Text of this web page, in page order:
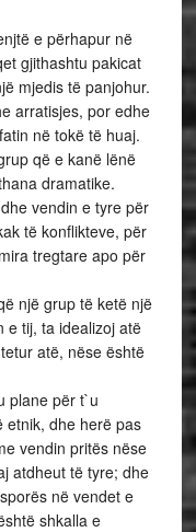
e përhapur në
gjithashtu pakicat
mjedis të panjohur.
arratisjes, por edhe
në tokë të huaj.
që e kanë lënë
dramatike.
vendin e tyre për
të konflikteve, për
tregtare apo për
një grup të ketë një
e tij, ta idealizoj atë
atë, nëse është
plane për t`u
etnik, dhe herë pas
vendin pritës nëse
atdheut të tyre; dhe
në vendet e
shkalla e